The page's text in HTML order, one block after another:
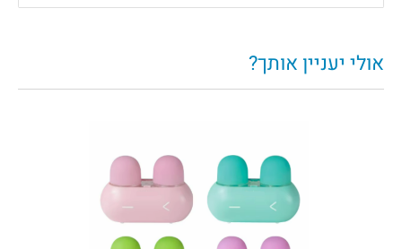
אולי יעניין אותך?